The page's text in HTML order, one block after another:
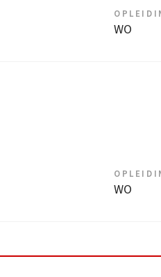
WO
WO